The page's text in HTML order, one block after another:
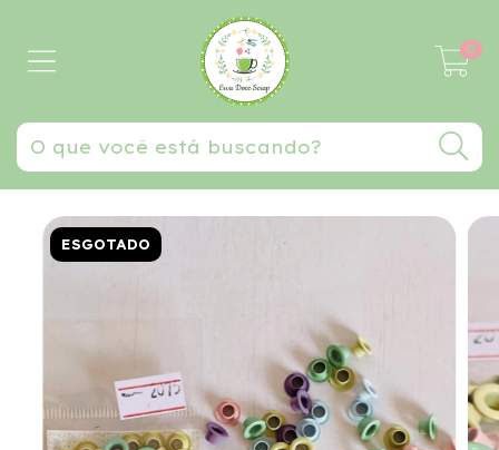
0
ESGOTADO